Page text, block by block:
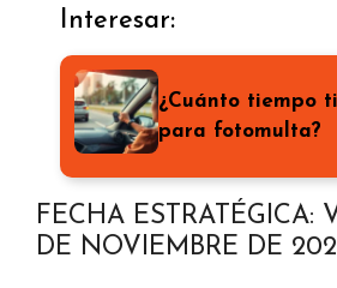
Interesar:
¿Cuánto tiempo
para fotomulta?
FECHA ESTRATÉGICA:
DE NOVIEMBRE DE